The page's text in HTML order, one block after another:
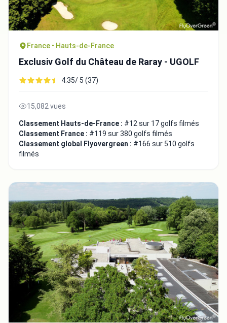
France • Hauts-de-France
Exclusiv Golf du Château de Raray - UGOLF
4.35/ 5 (37)
15,082 vues
Classement Hauts-de-France : #12 sur 17 golfs filmés
Classement France : #119 sur 380 golfs filmés
Classement global Flyovergreen : #166 sur 510 golfs
filmés